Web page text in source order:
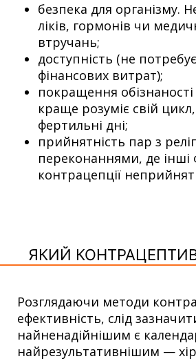
безпека для організму.
ліків, гормонів чи
втручань;
доступність (не потребує
фінансових витрат);
покращення обізнаності
краще розуміє свій
фертильні дні;
прийнятність пар з
переконаннями, де
контрацепції
ЯКИЙ
Розглядаючи методи
ефективність, слід
найненадійнішим є
найрезультативнішим —